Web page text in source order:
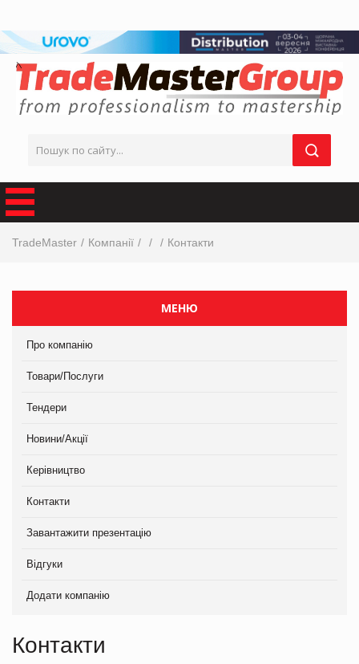
TradeMaster Компанії Контакти
МЕНЮ
Про компанію
Товари/Послуги
Тендери
Новини/Акції
Керівництво
Контакти
Завантажити презентацію
Відгуки
Додати компанію
Контакти